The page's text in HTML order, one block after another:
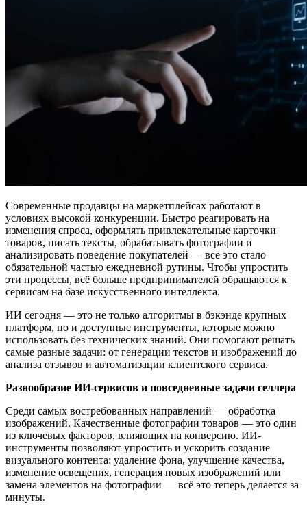
Современные продавцы на маркетплейсах работают в
условиях высокой конкуренции. Быстро реагировать на
изменения спроса, оформлять привлекательные карточки
товаров, писать тексты, обрабатывать фотографии и
анализировать поведение покупателей — всё это стало
обязательной частью ежедневной рутины. Чтобы упростить
эти процессы, всё больше предпринимателей обращаются к
сервисам на базе искусственного интеллекта.
ИИ сегодня — это не только алгоритмы в бэкэнде крупных
платформ, но и доступные инструменты, которые можно
использовать без технических знаний. Они помогают решать
самые разные задачи: от генерации текстов и изображений до
анализа отзывов и автоматизации клиентского сервиса.
Разнообразие ИИ-сервисов и повседневные задачи селлера
Среди самых востребованных направлений — обработка
изображений. Качественные фотографии товаров — это один
из ключевых факторов, влияющих на конверсию. ИИ-
инструменты позволяют упростить и ускорить создание
визуального контента: удаление фона, улучшение качества,
изменение освещения, генерация новых изображений или
замена элементов на фотографии — всё это теперь делается за
минуты.